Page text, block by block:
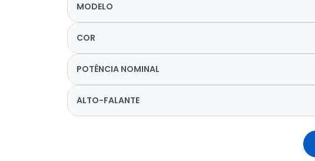
MODELO
COR
POTÊNCIA NOMINAL
ALTO-FALANTE